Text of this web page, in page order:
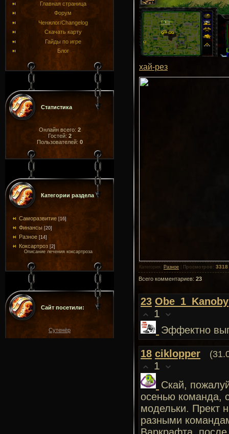
Главная страница
Форум
Ченжлог/Changelog
Скачать карту
Гайды по игре
Блог
Статистика
Онлайн всего: 2
Гостей: 2
Пользователей: 0
Категории раздела
Саморазвитие [16]
Финансы [20]
Разное [14]
Коксартроз [2]
Описание лечения коксартроза
Сайт посетили:
Сутенёр
хай-рез
Категория : Разное Просмотров : 3318
Всего комментариев: 23
23 Obe_1_Kanoby
1
Эффектно
18 ciklopper
1
Скай,
осенью команда,
модельки. Прект
разными